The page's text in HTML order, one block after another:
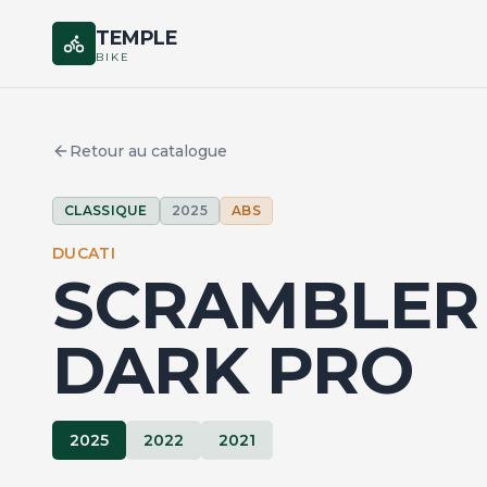
TEMPLE
BIKE
Retour au catalogue
CLASSIQUE 2025 ABS
DUCATI
SCRAMBLER
DARK PRO
2025 2022 2021